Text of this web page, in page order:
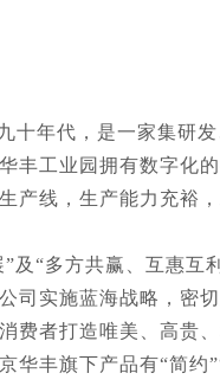
十年代，是一家集研
丰工业园拥有数字化
产线，生产能力充裕
及“多方共赢、互惠互
司实施蓝海战略，密
费者打造唯美、高贵
华丰旗下产品有“简约